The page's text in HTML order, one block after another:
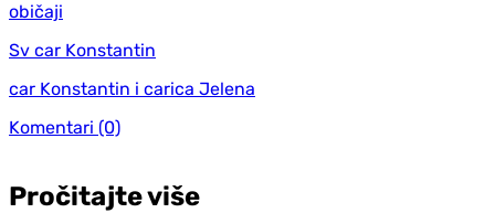
običaji
Sv car Konstantin
car Konstantin i carica Jelena
Komentari (0)
Pročitajte više